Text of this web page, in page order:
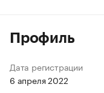
Профиль
Дата регистрации
6 апреля 2022